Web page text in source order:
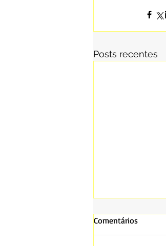
Posts recentes
Comentários